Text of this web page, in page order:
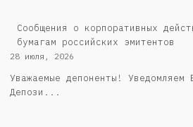
Cообщения о корпоративных
бумагам российских эмитентов
28 июля, 2026
Уважаемые депоненты!
Депози...